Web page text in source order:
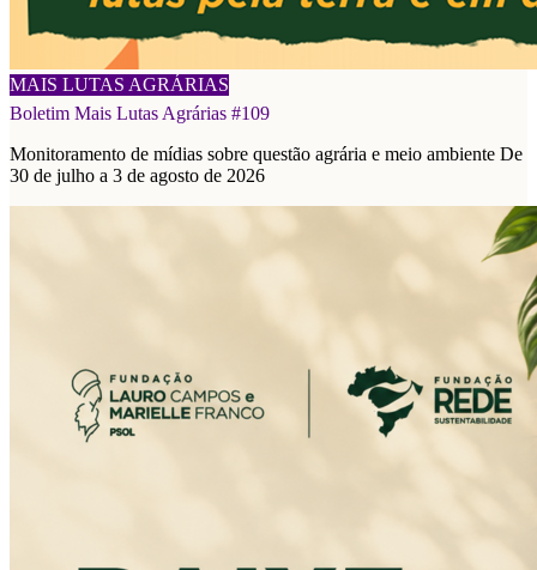
MAIS LUTAS AGRÁRIAS
08/08/2026
Boletim Mais Lutas Agrárias #109
Monitoramento de mídias sobre questão agrária e meio ambiente De
30 de julho a 3 de agosto de 2026